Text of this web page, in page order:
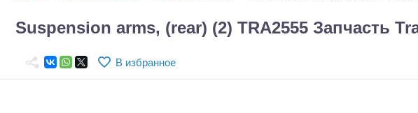
Автомодели
Игрушки Автомодели для сборки
Suspension arms, (rear) (2) TRA2555 Запчасть
В избранное